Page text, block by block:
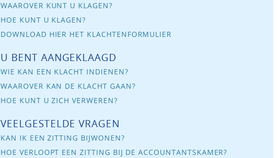
WAAROVER KUNT U KLAGEN?
HOE KUNT U KLAGEN?
DOWNLOAD HIER HET KLACHTENFORMULIER
U BENT AANGEKLAAGD
WIE KAN EEN KLACHT INDIENEN?
WAAROVER KAN DE KLACHT GAAN?
HOE KUNT U ZICH VERWEREN?
VEELGESTELDE VRAGEN
KAN IK EEN ZITTING BIJWONEN?
HOE VERLOOPT EEN ZITTING BIJ DE ACCOUNTANTSKAMER?